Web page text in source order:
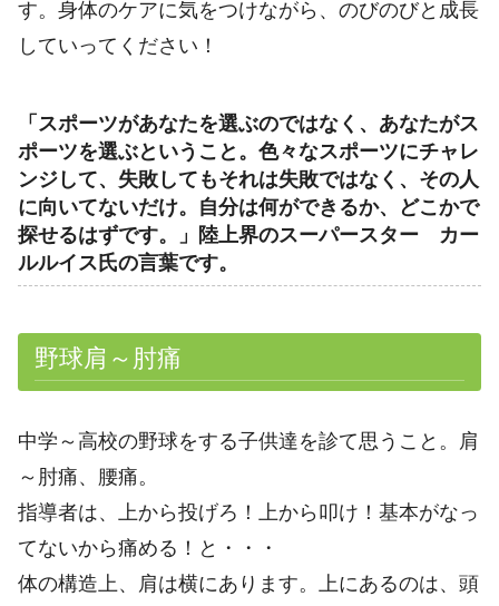
す。身体のケアに気をつけながら、のびのびと成長
していってください！
「スポーツがあなたを選ぶのではなく、あなたがス
ポーツを選ぶということ。色々なスポーツにチャレ
ンジして、失敗してもそれは失敗ではなく、その人
に向いてないだけ。自分は何ができるか、どこかで
探せるはずです。」陸上界のスーパースター カー
ルルイス氏の言葉です。
野球肩～肘痛
中学～高校の野球をする子供達を診て思うこと。肩
～肘痛、腰痛。
指導者は、上から投げろ！上から叩け！基本がなっ
てないから痛める！と・・・
体の構造上、肩は横にあります。上にあるのは、頭